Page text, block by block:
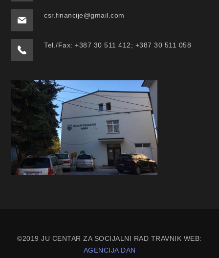
csr.financije@gmail.com
Tel./Fax: +387 30 511 412; +387 30 511 058
©2019 JU CENTAR ZA SOCIJALNI RAD TRAVNIK WEB:
AGENCIJA DAN